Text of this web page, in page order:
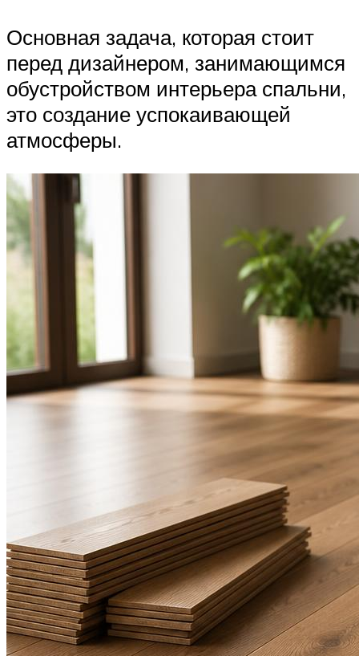
Основная задача, которая стоит
перед дизайнером, занимающимся
обустройством интерьера спальни,
это создание успокаивающей
атмосферы.